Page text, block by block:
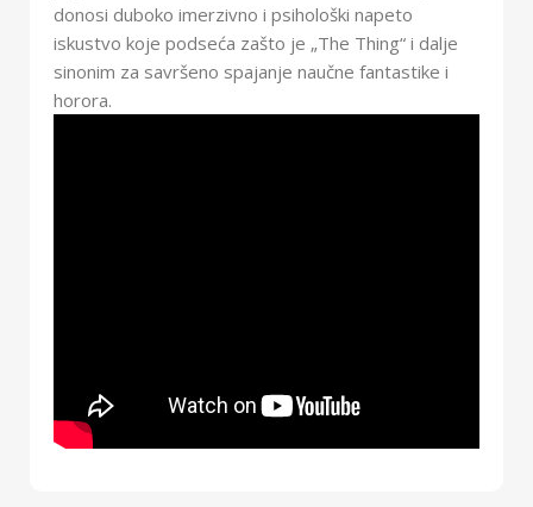
donosi duboko imerzivno i psihološki napeto
iskustvo koje podseća zašto je „The Thing“ i dalje
sinonim za savršeno spajanje naučne fantastike i
horora.